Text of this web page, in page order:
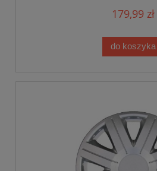
179,99 zł
do koszyka